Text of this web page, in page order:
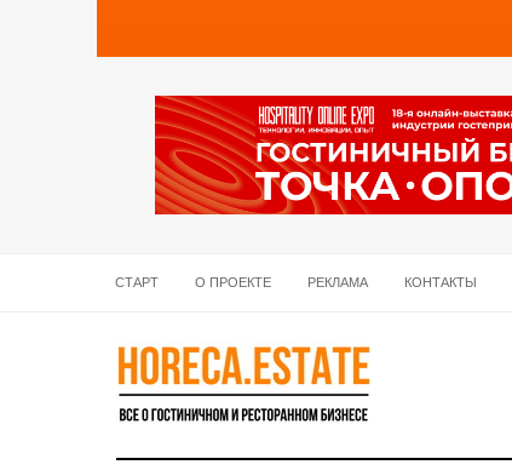
СТАРТ О ПРОЕКТЕ РЕКЛАМА КОНТАКТЫ